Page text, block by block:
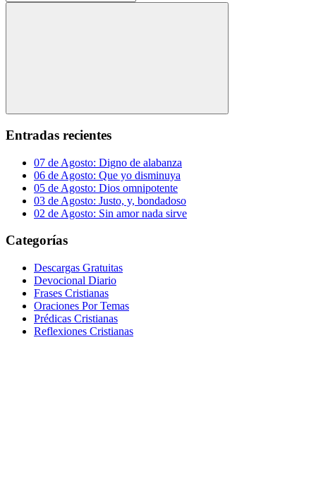
Buscar
Entradas recientes
07 de Agosto: Digno de alabanza
06 de Agosto: Que yo disminuya
05 de Agosto: Dios omnipotente
03 de Agosto: Justo, y, bondadoso
02 de Agosto: Sin amor nada sirve
Categorías
Descargas Gratuitas
Devocional Diario
Frases Cristianas
Oraciones Por Temas
Prédicas Cristianas
Reflexiones Cristianas